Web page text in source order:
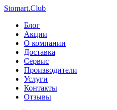
Stomart.Club
Блог
Акции
О компании
Доставка
Сервис
Производители
Услуги
Контакты
Отзывы